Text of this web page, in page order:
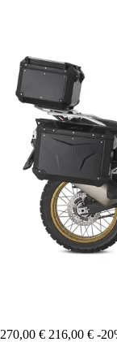
270,00 € 216,00 € -